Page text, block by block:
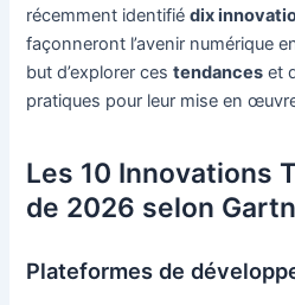
récemment identifiédix
façonneront l’avenir numérique
but d’explorer cestendances et
pratiques pour leur mise en
Les 10 Innovations
de 2026 selon
Plateformes de